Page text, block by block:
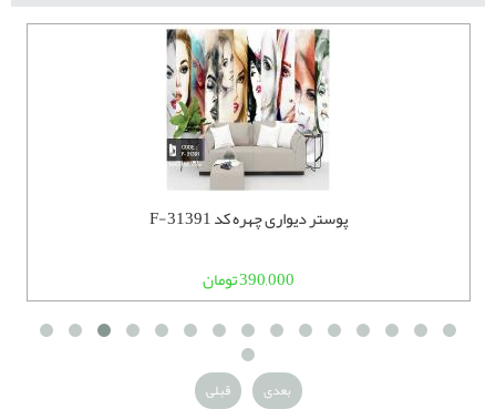
پوستر دیواری چهره کد F-31391
390,000 تومان
قبلی بعدی